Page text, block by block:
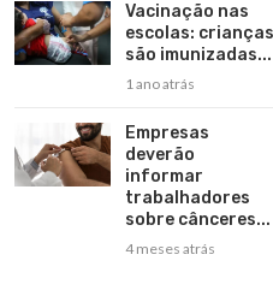
ASSINE
Copyright 2026 – Todos os Direitos
Agência de Marketing
Home Contato
Vacinação nas
escolas: crianças
são imunizadas...
1 ano atrás
Empresas
deverão
informar
trabalhadores
sobre cânceres...
4 meses atrás